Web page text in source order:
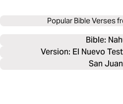
Popular Bible Verses
Bible:
Version: El Nuevo
San